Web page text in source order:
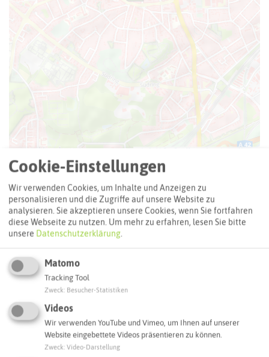
Stolperstein Alfred Cohn
Essener Straße 2
46236 Bottrop
Interaktive Karte
Routenplanung zum Ziel:
Cookie-Einstellungen
Wir verwenden Cookies, um Inhalte und Anzeigen zu
personalisieren und die Zugriffe auf unsere Website zu
analysieren. Sie akzeptieren unsere Cookies, wenn Sie fortfahren
diese Webseite zu nutzen. Um mehr zu erfahren, lesen Sie bitte
unsere Datenschutzerklärung.
Matomo
Tracking Tool
Zweck Besucher-Statistiken
Videos
Wir verwenden YouTube und Vimeo, um Ihnen auf unserer
Website eingebettete Videos präsentieren zu können.
Zweck Video-Darstellung